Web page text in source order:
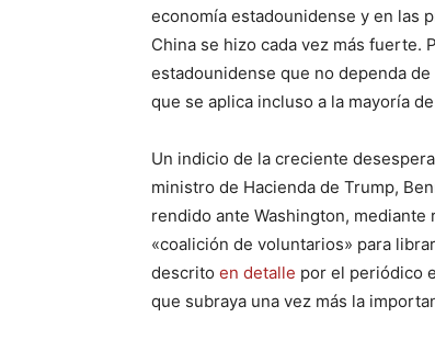
economía estadounidense y en las
China se hizo cada vez más fuerte.
estadounidense que no dependa
que se aplica incluso a la mayoría
Un indicio de la creciente
ministro de Hacienda de Trump,
rendido ante Washington,
«coalición de voluntarios» para
descrito en detalle por el periódico
que subraya una vez más la